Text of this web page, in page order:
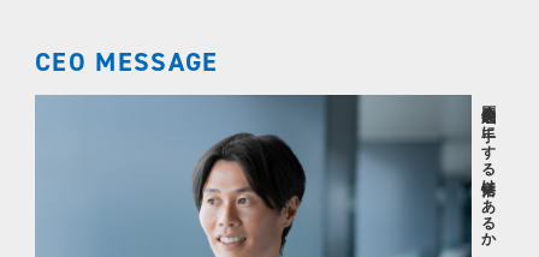
CEO MESSAGE
圧倒的成長を手にする覚悟はあるか